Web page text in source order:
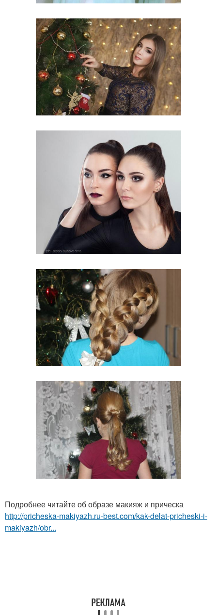
Подробнее читайте об образе макияж и прическа
http://pricheska-makiyazh.ru-best.com/kak-delat-pricheski-i-
makiyazh/obr...